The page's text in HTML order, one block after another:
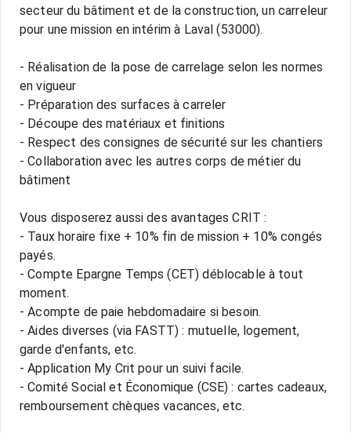
secteur du bâtiment et de la construction, un carreleur
pour une mission en intérim à Laval (53000).
- Réalisation de la pose de carrelage selon les normes
en vigueur
- Préparation des surfaces à carreler
- Découpe des matériaux et finitions
- Respect des consignes de sécurité sur les chantiers
- Collaboration avec les autres corps de métier du
bâtiment
Vous disposerez aussi des avantages CRIT :
- Taux horaire fixe + 10% fin de mission + 10% congés
payés.
- Compte Epargne Temps (CET) déblocable à tout
moment.
- Acompte de paie hebdomadaire si besoin.
- Aides diverses (via FASTT) : mutuelle, logement,
garde d'enfants, etc.
- Application My Crit pour un suivi facile.
- Comité Social et Économique (CSE) : cartes cadeaux,
remboursement chèques vacances, etc.